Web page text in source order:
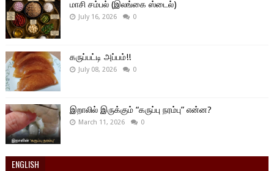
மாசி சம்பல் (இலங்கை ஸ்டைல்)
July 16, 2026 0
கருப்பட்டி அப்பம்!!
July 08, 2026 0
இறாலில் இருக்கும் “கருப்பு நரம்பு” என்ன?
March 11, 2026 0
ENGLISH